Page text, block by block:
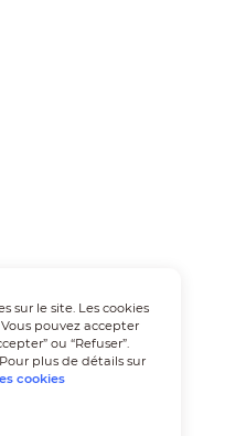
sur le site. Les cookies
pouvez accepter
ou “Refuser”.
plus de détails sur
cookies